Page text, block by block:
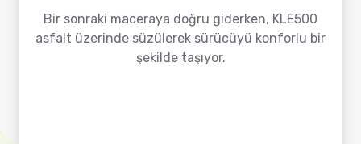
Bir sonraki maceraya doğru giderken, KLE500
asfalt üzerinde süzülerek sürücüyü konforlu bir
şekilde taşıyor.